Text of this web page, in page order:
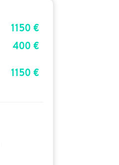
1150 €
400 €
1150 €